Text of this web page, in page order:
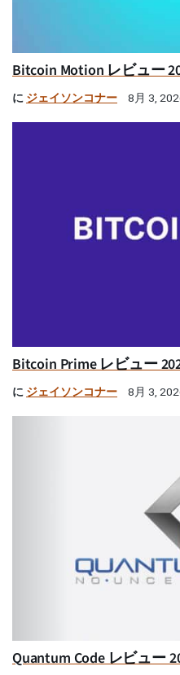
Bitcoin Motion レビュー
に ジェイソンコナー 8月 3,
Bitcoin Prime レビュー
に ジェイソンコナー 8月 3,
Quantum Code レビュー